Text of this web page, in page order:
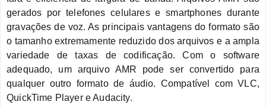
gerados por telefones celulares e smartphones durante
gravações de voz. As principais vantagens do formato são
o tamanho extremamente reduzido dos arquivos e a ampla
variedade de taxas de codificação. Com o software
adequado, um arquivo AMR pode ser convertido para
qualquer outro formato de áudio. Compatível com VLC,
QuickTime Player e Audacity.